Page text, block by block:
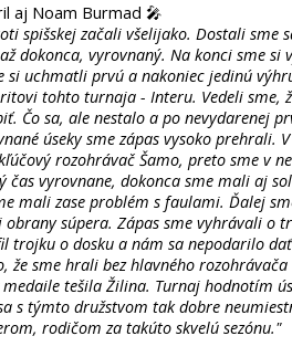
aj Noam Burmad 🎤
spišskej začali všelijako. Dostali sme
dokonca, vyrovnaný. Na konci sme si
si uchmatli prvú a nakoniec jedinú
tohto turnaja - Interu. Vedeli sme,
Čo sa, ale nestalo a po nevydarenej
úseky sme zápas vysoko prehrali.
rozohrávač Šamo, preto sme v
čas vyrovnane, dokonca sme mali aj
mali zase problém s faulami. Ďalej
obrany súpera. Zápas sme vyhrávali o
trojku o dosku a nám sa nepodarilo
že sme hrali bez hlavného
medaile tešila Žilina. Turnaj hodnotím
s týmto družstvom tak dobre
rodičom za takúto skvelú sezónu."